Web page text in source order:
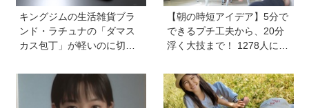
キングジムの生活雑貨ブラ
ンド・ラチュナの「ダマス
カス包丁」が軽いのに切れ
スから卒業【プレゼントあ
【朝の時短アイデア】5分で
できるプチ工夫から、20分
浮く大技まで！ 1278人に聞
切る工夫を大公開《HugKu
m総研》